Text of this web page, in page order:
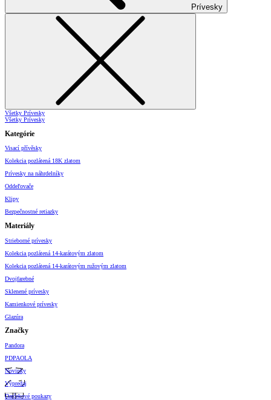
Prívesky
Všetky Prívesky
Všetky Prívesky
Kategórie
Visací přívěsky
Kolekcia pozlátená 18K zlatom
Prívesky na náhrdelníky
Oddeľovače
Klipy
Bezpečnostné retiazky
Materiály
Strieborné prívesky
Kolekcia pozlátená 14-karátovým zlatom
Kolekcia pozlátená 14-karátovým ružovým zlatom
Dvojfarebné
Sklenené prívesky
Kamienkové prívesky
Glazúra
Značky
Pandora
PDPAOLA
Novinky
Výpredaj
Darčekové poukazy